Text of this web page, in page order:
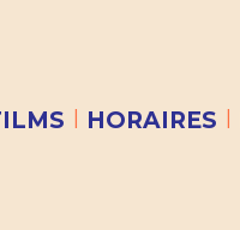
| HORAIRES |